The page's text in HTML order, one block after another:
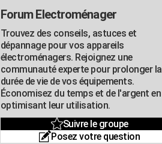
Forum Electroménager
Trouvez des conseils, astuces et
dépannage pour vos appareils
électroménagers. Rejoignez une
communauté experte pour prolonger la
durée de vie de vos équipements.
Économisez du temps et de l'argent en
optimisant leur utilisation.
Suivre le groupe
Posez votre question